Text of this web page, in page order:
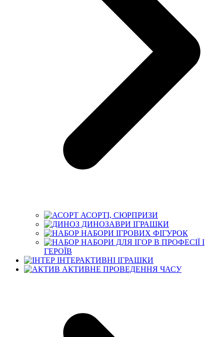
АСОРТІ, СЮРПРИЗИ
ДИНОЗАВРИ ІГРАШКИ
НАБОРИ ІГРОВИХ ФІГУРОК
НАБОРИ ДЛЯ ІГОР В ПРОФЕСІЇ І
ГЕРОЇВ
ІНТЕРАКТИВНІ ІГРАШКИ
АКТИВНЕ ПРОВЕДЕННЯ ЧАСУ